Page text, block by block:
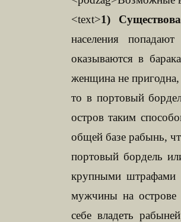
<text>1)
населения
оказываются в
женщина не пригодна,
то в портовый
остров таким
общей базе рабынь,
портовый бордель
крупными штрафами
мужчины на острове
себе владеть